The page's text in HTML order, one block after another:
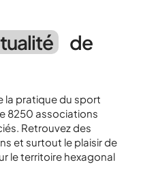
de
la pratique du sport
8250 associations
Retrouvez des
et surtout le plaisir de
le territoire hexagonal